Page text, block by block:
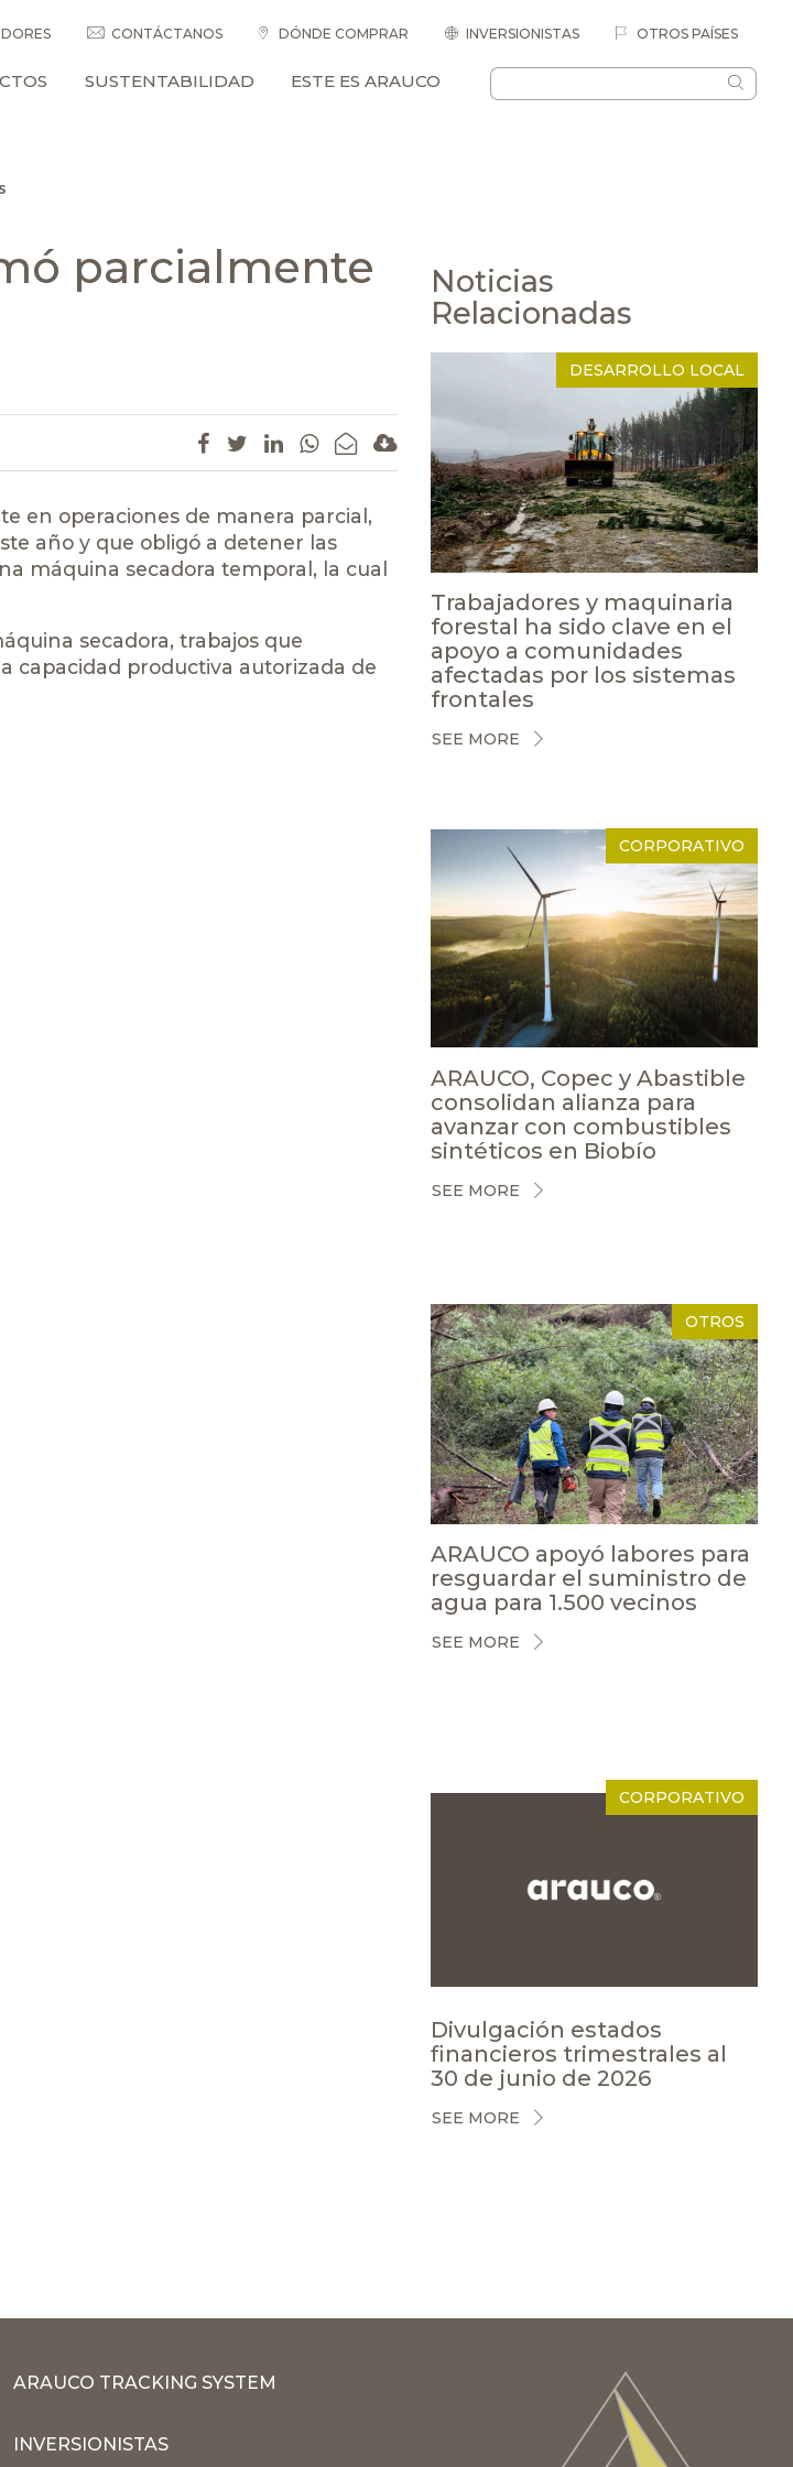
CONTÁCTANOS DÓNDE COMPRAR INVERSIONISTAS OTROS PAÍSES
SUSTENTABILIDAD ESTE ES ARAUCO
parcialmente
en operaciones de manera parcial,
año y que obligó a detener las
máquina secadora temporal, la cual
secadora, trabajos que
capacidad productiva autorizada de
Noticias
Relacionadas
DESARROLLO LOCAL
Trabajadores y maquinaria
forestal ha sido clave en el
apoyo a comunidades
afectadas por los sistemas
frontales
SEE MORE
CORPORATIVO
ARAUCO, Copec y Abastible
consolidan alianza para
avanzar con combustibles
sintéticos en Biobío
SEE MORE
OTROS
ARAUCO apoyó labores para
resguardar el suministro de
agua para 1.500 vecinos
SEE MORE
CORPORATIVO
Divulgación estados
financieros trimestrales al
30 de junio de 2026
SEE MORE
ARAUCO TRACKING SYSTEM
INVERSIONISTAS